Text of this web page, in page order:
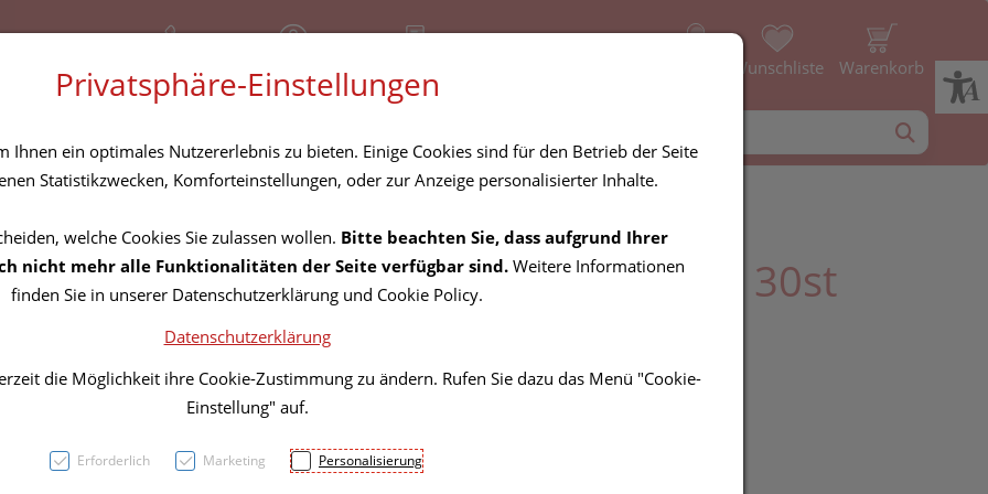
+43 (01) 3683167 Geschlossen Wunschliste Warenkorb
Prostavital Kapseln 30st
25,– EUR
Privatsphäre-Einstellungen
Ihnen ein optimales Nutzererlebnis zu bieten. Einige Cookies sind für den Betrieb der Seite
Statistikzwecken, Komforteinstellungen, oder zur Anzeige personalisierter Inhalte.
welche Cookies Sie zulassen wollen. Bitte beachten Sie, dass aufgrund Ihrer
nicht mehr alle Funktionalitäten der Seite verfügbar sind. Weitere Informationen
finden Sie in unserer Datenschutzerklärung und Cookie Policy.
Datenschutzerklärung
die Möglichkeit ihre Cookie-Zustimmung zu ändern. Rufen Sie dazu das Menü "Cookie-
Einstellung" auf.
Erforderlich Marketing Personalisierung